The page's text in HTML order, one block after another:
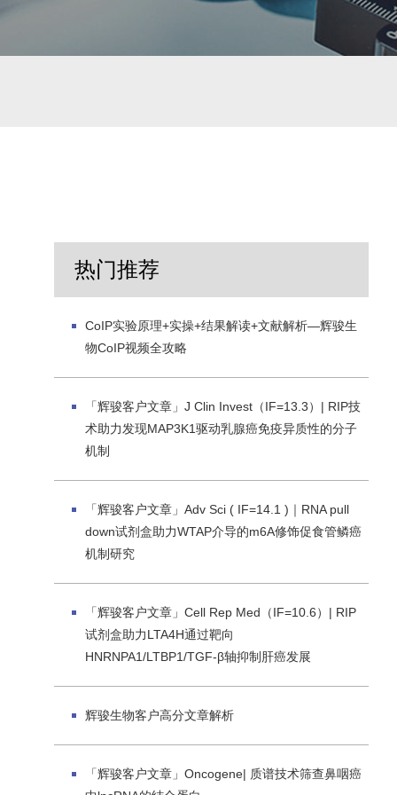
热门推荐
CoIP实验原理+实操+结果解读+文献解析—辉骏生
物CoIP视频全攻略
「辉骏客户文章」J Clin Invest（IF=13.3）| RIP技
术助力发现MAP3K1驱动乳腺癌免疫异质性的分子
机制
「辉骏客户文章」Adv Sci ( IF=14.1 )｜RNA pull
down试剂盒助力WTAP介导的m6A修饰促食管鳞癌
机制研究
「辉骏客户文章」Cell Rep Med（IF=10.6）| RIP
试剂盒助力LTA4H通过靶向
HNRNPA1/LTBP1/TGF-β轴抑制肝癌发展
辉骏生物客户高分文章解析
「辉骏客户文章」Oncogene| 质谱技术筛查鼻咽癌